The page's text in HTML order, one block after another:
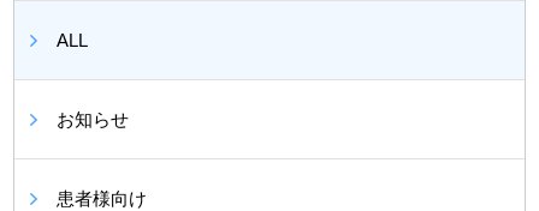
ALL
お知らせ
患者様向け